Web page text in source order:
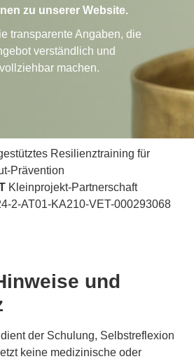
zu unserer Website.
transparente Angaben, die
verständlich und
machen.
Resilienztraining für
Prävention
Kleinprojekt-Partnerschaft
2-AT01-KA210-VET-000293068
und
der Schulung, Selbstreflexion
keine medizinische oder